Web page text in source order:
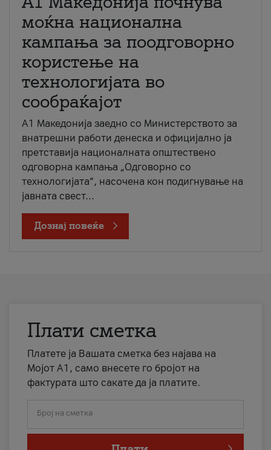
моќна национална
кампања за поодговорно
користење на
технологијата во
сообраќајот
A1 Македонија заедно со Министерството за
внатрешни работи денеска и официјално ја
претставија националната општествено
одговорна кампања „Одговорно со
технологијата“, насочена кон подигнување на
јавната свест...
Дознај повеќе
Плати сметка
Платете ја Вашата сметка без најава на
Мојот А1, само внесете го бројот на
фактурата што сакате да ја платите.
Број на сметка